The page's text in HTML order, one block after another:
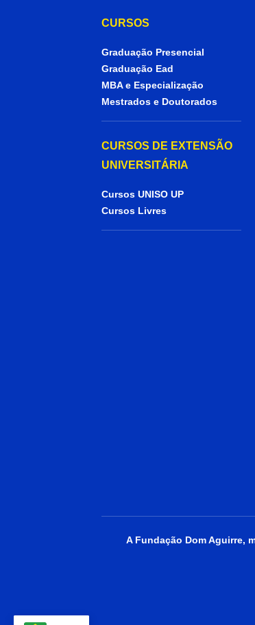
CURSOS
Graduação Presencial
Graduação Ead
MBA e Especialização
Mestrados e Doutorados
CURSOS DE EXTENSÃO
UNIVERSITÁRIA
Cursos UNISO UP
Cursos Livres
A Fundação Dom Aguirre,